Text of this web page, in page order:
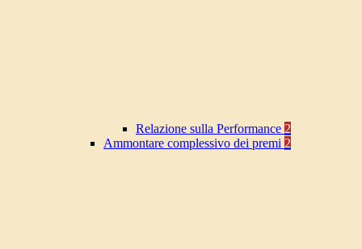
Relazione sulla Performance 2
Ammontare complessivo dei premi 2